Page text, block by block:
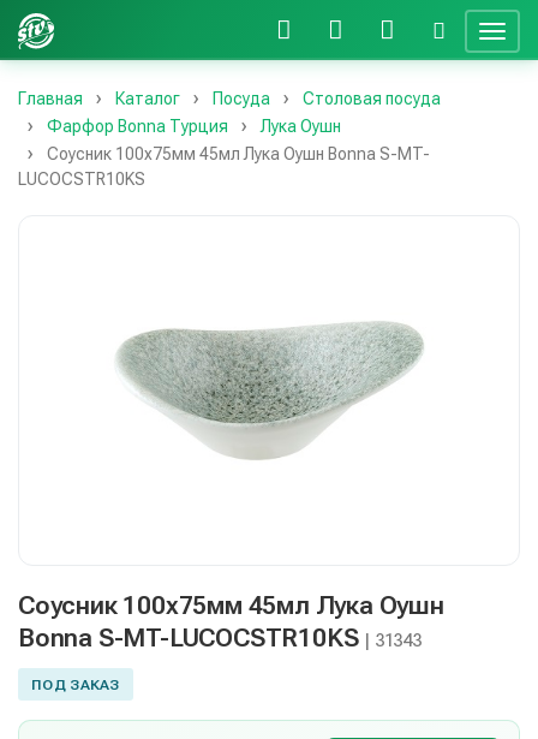
Главная Каталог Посуда
Столовая посуда
Фарфор Bonna Турция
Лука Оушн
Соусник 100х75мм 45мл Лука Оушн Bonna S-MT-
LUCOCSTR10KS
Соусник 100х75мм 45мл Лука Оушн
Bonna S-MT-LUCOCSTR10KS
| 31343
ПОД ЗАКАЗ